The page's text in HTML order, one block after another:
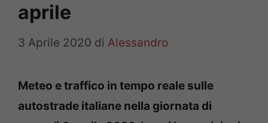
aprile
3 Aprile 2020 di Alessandro
Meteo e traffico in tempo reale sulle
autostrade italiane nella giornata di